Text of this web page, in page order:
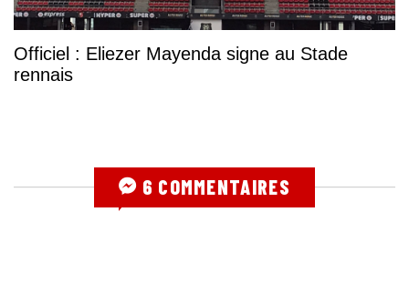
Officiel : Eliezer Mayenda signe au Stade
rennais
6 COMMENTAIRES